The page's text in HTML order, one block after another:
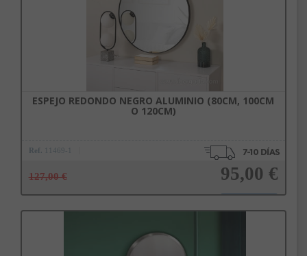
ESPEJO REDONDO NEGRO ALUMINIO (80CM, 100CM
O 120CM)
Ref. 11469-1
127,00 € 95,00 €